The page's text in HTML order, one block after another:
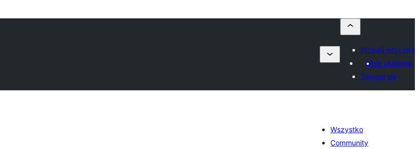
Prześlij wtyczkę
Moje ulubione
Zaloguj się
Wszystko
Community